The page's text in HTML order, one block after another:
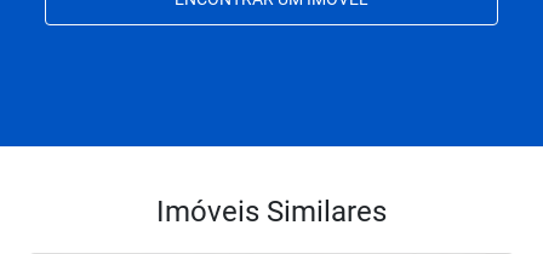
Imóveis Similares